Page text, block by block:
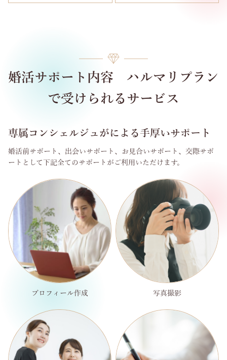
婚活サポート内容 ハルマリプラン
で受けられるサービス
専属コンシェルジュがによる手厚いサポート
婚活前サポート、出会いサポート、お見合いサポート、交際サポ
ートとして下記全てのサポートがご利用いただけます。
プロフィール作成 写真撮影